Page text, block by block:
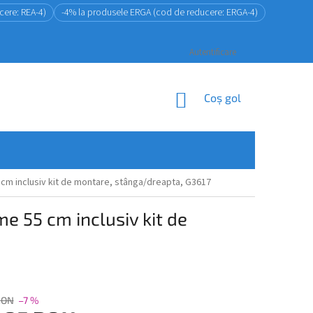
REA-4)
-4% la produsele ERGA (cod de reducere: ERGA-4)
Autentificare
COŞ
CUMPĂRĂTURI
Coş gol
inclusiv kit de montare, stânga/dreapta, G3617
55 cm inclusiv kit de
–7 %